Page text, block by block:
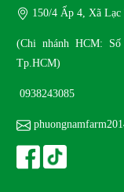
Bồ câu Titan kích
Mít Thái siêu sớm có
150/4 Ấp 4, Xã
(Chi nhánh HCM:
Tp.HCM)
0938243085